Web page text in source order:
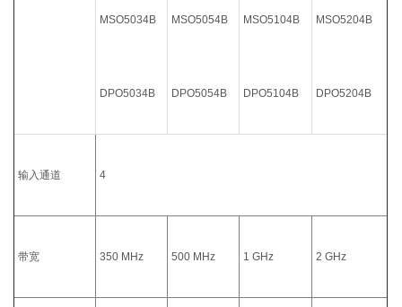
MSO5034B
DPO5034B
MSO5054B
DPO5054B
MSO5104B
DPO5104B
MSO5204B
DPO5204B
输入通道 4
带宽 350 MHz 500 MHz 1 GHz 2 GHz